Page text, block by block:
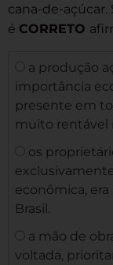
cana-de-açúcar.
é CORRETO
a produção
importância
presente em
muito rentável
os
econômica,
Brasil.
a mão de
voltada,